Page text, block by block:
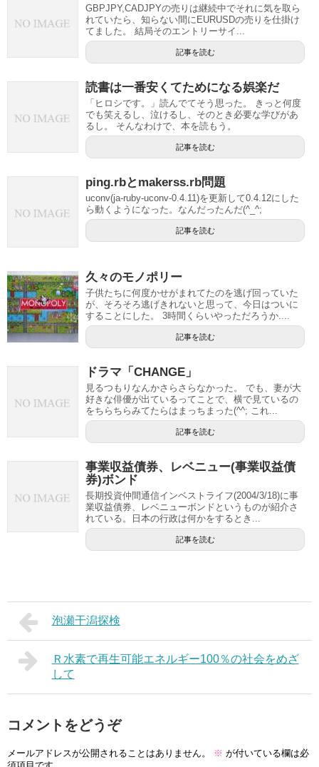
GBPJPY,CADJPYの売りは継続中でそれに気を取ら
れていたら、知らない間にEURUSDの売りを仕掛け
てました。 結局そのエントリーサイ...
記事を読む
読書は一番安くてためになる娯楽だ
「ヒロシです。」読んでてそう思った。 きっと何度
でも笑えるし、泣けるし、そのとき必要な学びがあ
るし。 そんなわけで、本を読もう。
記事を読む
ping.rbとmakerss.rb問題
uconv(ja-ruby-uconv-0.4.11)を更新して0.4.12にした
ら動くようになった。なんだったんだ(^_^;
記事を読む
久々のモノポリー
子供たちに何度かせがまれてたのを逃げ回っていた
が、そろそろ逃げきれないと思って、今日はついに
することにした。 3時間くらいやっただろうか....
記事を読む
ドラマ「CHANGE」
見るつもりなんかさらさらなかった。 でも、妻が大
好きな俳優が出ているってことで、横で見ているの
をちらちらみてたらはまっちまった(^^; これ...
記事を読む
事業収益債券、レベニュー(事業収益債
券)ボンド
長期投資仲間通信インベストライフ(2004/3/18)に事
業収益債券、レベニューボンドというものが紹介さ
れている。日本の行政は何かをするとき...
記事を読む
泡瀬干潟探検
Ｒ水素で再生可能エネルギー100％の社会をめざ
して
コメントをどうぞ
メールアドレスが公開されることはありません。 ※ が付いている欄は必